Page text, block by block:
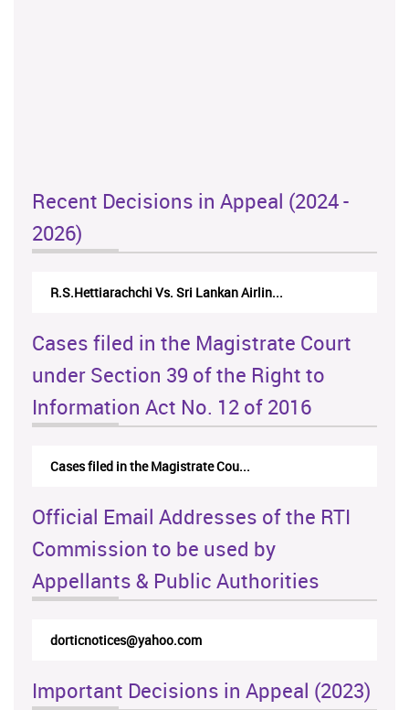
Recent Decisions in Appeal (2024 -
2026)
R.S.Hettiarachchi Vs. Sri Lankan Airlin...
Cases filed in the Magistrate Court
under Section 39 of the Right to
Information Act No. 12 of 2016
Cases filed in the Magistrate Cou...
Official Email Addresses of the RTI
Commission to be used by
Appellants & Public Authorities
dorticnotices@yahoo.com
Important Decisions in Appeal (2023)